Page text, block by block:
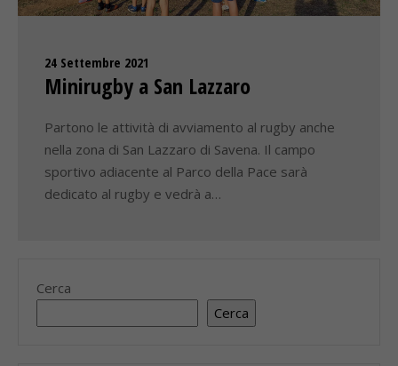
24 Settembre 2021
Minirugby a San Lazzaro
Partono le attività di avviamento al rugby anche
nella zona di San Lazzaro di Savena. Il campo
sportivo adiacente al Parco della Pace sarà
dedicato al rugby e vedrà a…
Cerca
Cerca